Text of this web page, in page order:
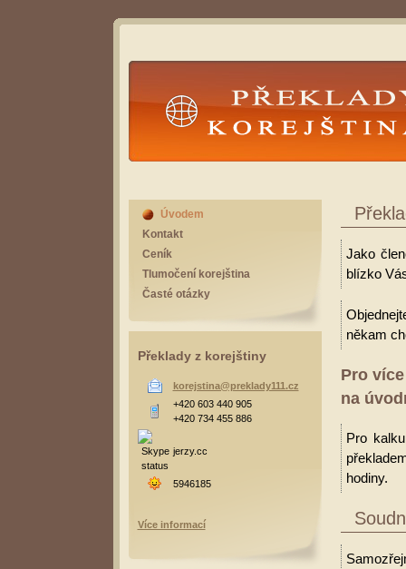
Překlady Korejština
Jako
blízko
někam
Pro
na
Pro
hodiny.
Úvodem
Kontakt
Ceník
Tlumočení korejština
Časté otázky
Překlady z korejštiny
korejstina@preklady111.cz
+420 603 440 905
+420 734 455 886
jerzy.cc
5946185
Více informací